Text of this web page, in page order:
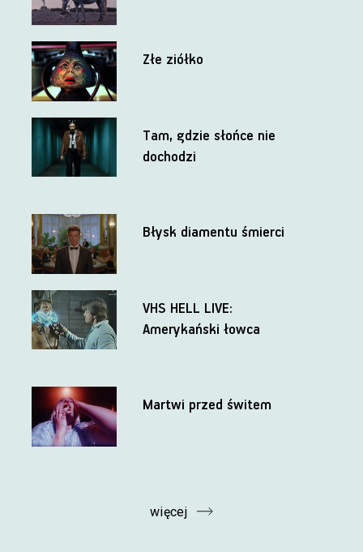
Złe ziółko
Tam, gdzie słońce nie
dochodzi
Błysk diamentu śmierci
VHS HELL LIVE:
Amerykański łowca
Martwi przed świtem
więcej